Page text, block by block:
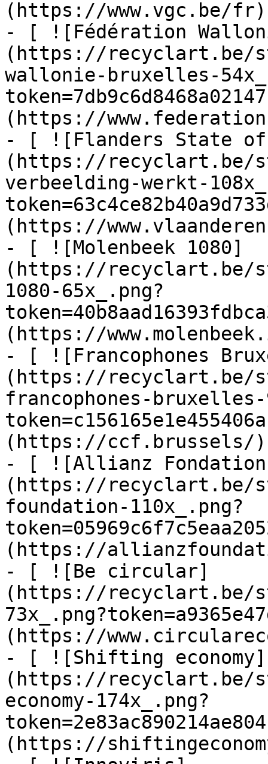
(https://www.vgc.be/fr)
- [ ![Fédération
(https://recyclart.be/
wallonie-bruxelles-
(https://
- [ ![Flanders State
(https://recyclart.be/
verbeelding-werkt-
(https://
- [ ![Molenbeek 1080]
(https://recyclart.be/
1080-65x_.png?
(https://
- [ ![Francophones
(https://recyclart.be/
francophones-bruxelles-
(https://ccf.brussels/)
- [ ![Allianz
(https://recyclart.be/
foundation-110x_.png?
(https://
- [ ![Be circular]
(https://recyclart.be/
(https://
- [ ![Shifting economy]
(https://recyclart.be/
economy-174x_.png?
(https://